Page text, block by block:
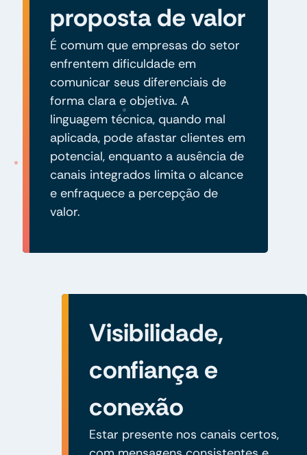
proposta de valor
É comum que empresas do setor
enfrentem dificuldade em
comunicar seus diferenciais de
forma clara e objetiva. A
linguagem técnica, quando mal
aplicada, pode afastar clientes em
potencial, enquanto a ausência de
canais integrados limita o alcance
e enfraquece a percepção de
valor.
Visibilidade,
confiança e
conexão
Estar presente nos canais certos,